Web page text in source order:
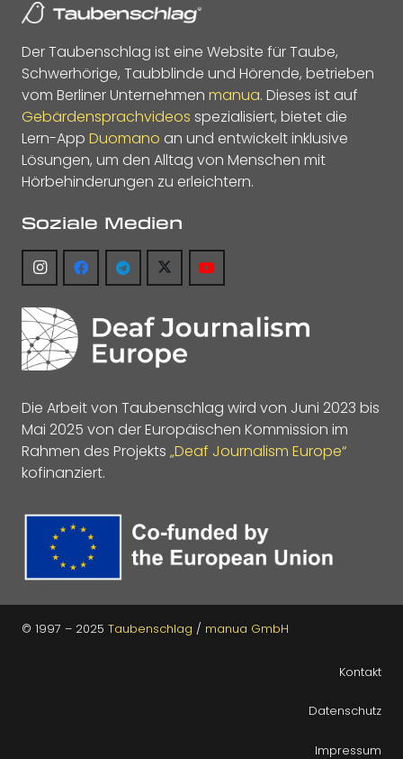
Der Taubenschlag ist eine Website für Taube,
Schwerhörige, Taubblinde und Hörende, betrieben
vom Berliner Unternehmen manua. Dieses ist auf
Gebärdensprachvideos spezialisiert, bietet die
Lern-App Duomano an und entwickelt inklusive
Lösungen, um den Alltag von Menschen mit
Hörbehinderungen zu erleichtern.
Soziale Medien
Die Arbeit von Taubenschlag wird von Juni 2023 bis
Mai 2025 von der Europäischen Kommission im
Rahmen des Projekts „Deaf Journalism Europe“
kofinanziert.
© 1997 – 2025 Taubenschlag / manua GmbH
Kontakt
Datenschutz
Impressum